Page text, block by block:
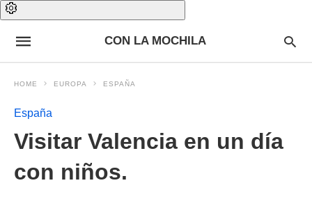
CON LA MOCHILA
HOME EUROPA ESPAÑA
España
Visitar Valencia en un día
con niños.